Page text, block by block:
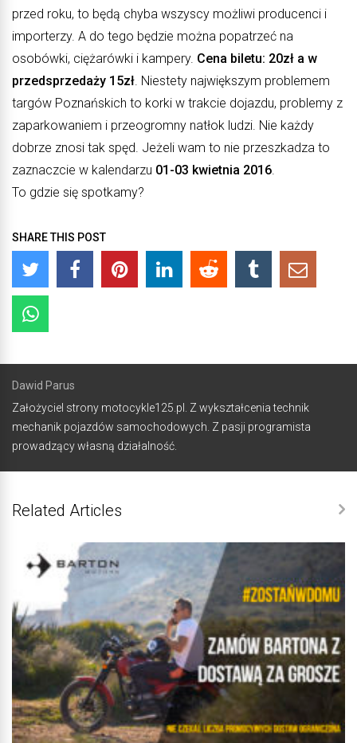
przed roku, to będą chyba wszyscy możliwi producenci i
importerzy. A do tego będzie można popatrzeć na
osobówki, ciężarówki i kampery. Cena biletu: 20zł a w
przedsprzedaży 15zł. Niestety największym problemem
targów Poznańskich to korki w trakcie dojazdu, problemy z
zaparkowaniem i przeogromny natłok ludzi. Nie każdy
dobrze znosi tak spęd. Jeżeli wam to nie przeszkadza to
zaznaczcie w kalendarzu 01-03 kwietnia 2016.
To gdzie się spotkamy?
SHARE THIS POST
Dawid Parus
Założyciel strony motocykle125.pl. Z wykształcenia technik
mechanik pojazdów samochodowych. Z pasji programista
prowadzący własną działalność.
Related Articles